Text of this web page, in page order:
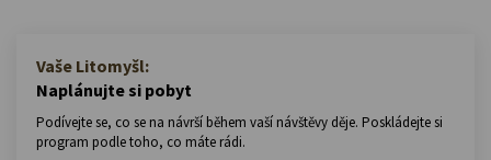
Vaše Litomyšl:
Naplánujte si pobyt
Podívejte se, co se na návrší během vaší návštěvy děje. Poskládejte si
program podle toho, co máte rádi.